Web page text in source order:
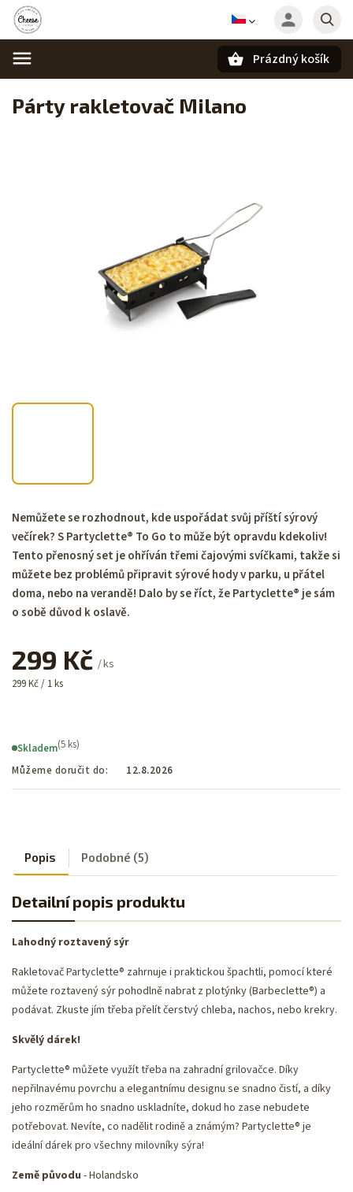
Prázdný košík
Párty rakletovač Milano
299 Kč / ks
299 Kč / 1 ks
Skladem(5 ks)
Můžeme doručit do:
12.8.2026
Nemůžete se rozhodnout, kde uspořádat svůj příští sýrový
večírek? S Partyclette® To Go to může být opravdu kdekoliv!
Tento přenosný set je ohříván třemi čajovými svíčkami, takže si
můžete bez problémů připravit sýrové hody v parku, u přátel
doma, nebo na verandě! Dalo by se říct, že Partyclette® je sám
o sobě důvod k oslavě.
Popis Podobné (5)
Detailní popis produktu
Lahodný roztavený sýr
Rakletovač Partyclette® zahrnuje i praktickou špachtli, pomocí které
můžete roztavený sýr pohodlně nabrat z plotýnky (Barbeclette®) a
podávat. Zkuste jím třeba přelít čerstvý chleba, nachos, nebo krekry.
Skvělý dárek!
Partyclette® můžete využít třeba na zahradní grilovačce. Díky
nepřilnavému povrchu a elegantnímu designu se snadno čistí, a díky
jeho rozměrům ho snadno uskladníte, dokud ho zase nebudete
potřebovat. Nevíte, co nadělit rodině a známým? Partyclette® je
ideální dárek pro všechny milovníky sýra!
Země původu - Holandsko